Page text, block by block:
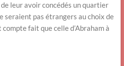
leur avoir concédés un quartier
seraient pas étrangers au choix de
fait que celle d’Abraham à